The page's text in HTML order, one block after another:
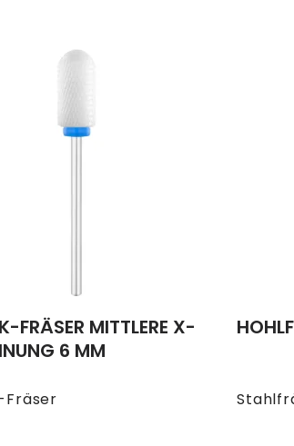
Fräser
FRÄSER MITTLERE X-
6 MM